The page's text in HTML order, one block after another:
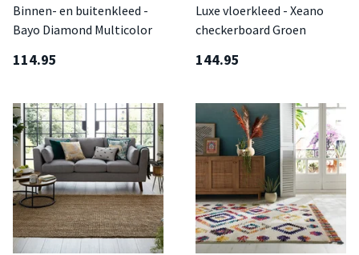
Binnen- en buitenkleed -
Bayo Diamond Multicolor
114.95
Luxe vloerkleed - Xeano
checkerboard Groen
144.95